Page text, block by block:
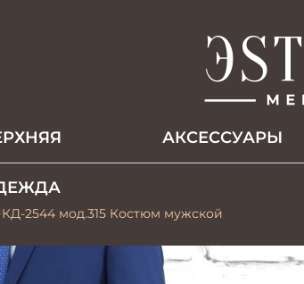
АКCЕССУАРЫ
КД-2544 мод.315 Костюм мужской